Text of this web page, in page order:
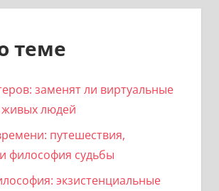
теме
заменят ли виртуальные
людей
путешествия,
философия судьбы
экзистенциальные